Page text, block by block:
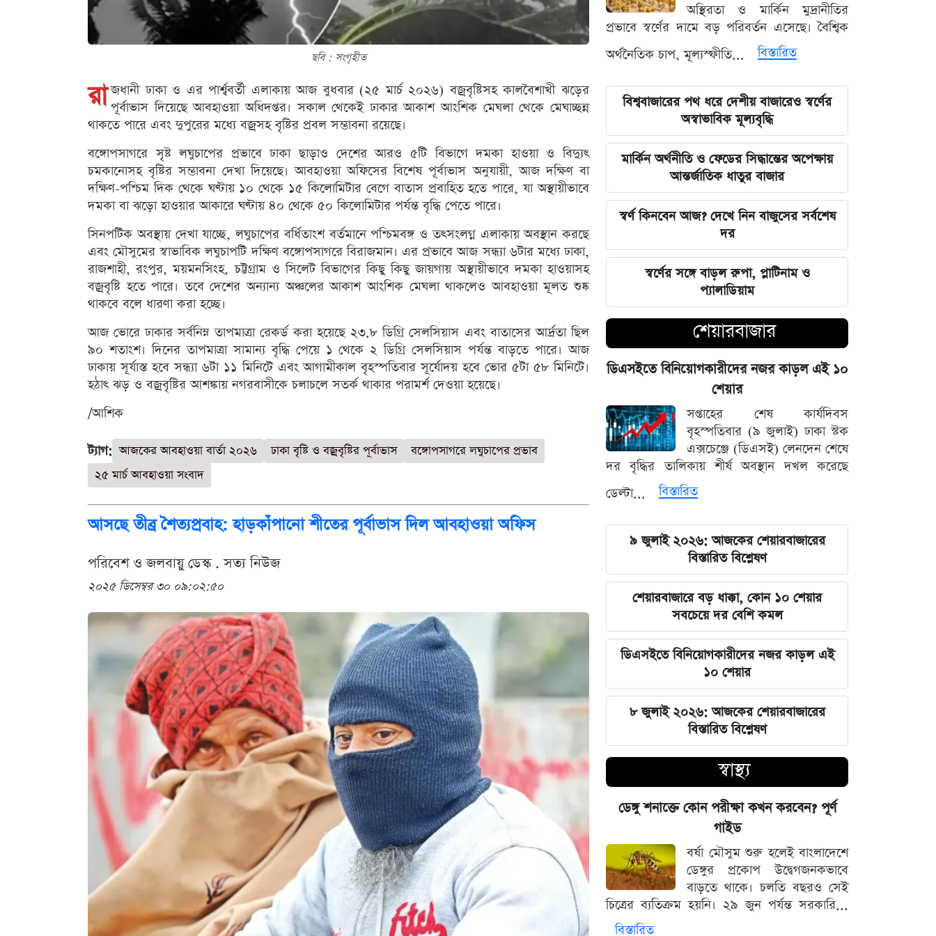
ছবি : সংগৃহীত
রা জধানী ঢাকা ও এর পার্শ্ববর্তী এলাকায় আজ বুধবার (২৫ মার্চ ২০২৬) বজ্রবৃষ্টিসহ কালবৈশাখী ঝড়ের
পূর্বাভাস দিয়েছে আবহাওয়া অধিদপ্তর। সকাল থেকেই ঢাকার আকাশ আংশিক মেঘলা থেকে মেঘাচ্ছন্ন
থাকতে পারে এবং দুপুরের মধ্যে বজ্রসহ বৃষ্টির প্রবল সম্ভাবনা রয়েছে।
বঙ্গোপসাগরে সৃষ্ট লঘুচাপের প্রভাবে ঢাকা ছাড়াও দেশের আরও ৫টি বিভাগে দমকা হাওয়া ও বিদ্যুৎ
চমকানোসহ বৃষ্টির সম্ভাবনা দেখা দিয়েছে। আবহাওয়া অফিসের বিশেষ পূর্বাভাস অনুযায়ী, আজ দক্ষিণ বা
দক্ষিণ-পশ্চিম দিক থেকে ঘণ্টায় ১০ থেকে ১৫ কিলোমিটার বেগে বাতাস প্রবাহিত হতে পারে, যা অস্থায়ীভাবে
দমকা বা ঝড়ো হাওয়ার আকারে ঘণ্টায় ৪০ থেকে ৫০ কিলোমিটার পর্যন্ত বৃদ্ধি পেতে পারে।
সিনপটিক অবস্থায় দেখা যাচ্ছে, লঘুচাপের বর্ধিতাংশ বর্তমানে পশ্চিমবঙ্গ ও তৎসংলগ্ন এলাকায় অবস্থান করছে
এবং মৌসুমের স্বাভাবিক লঘুচাপটি দক্ষিণ বঙ্গোপসাগরে বিরাজমান। এর প্রভাবে আজ সন্ধ্যা ৬টার মধ্যে ঢাকা,
রাজশাহী, রংপুর, ময়মনসিংহ, চট্টগ্রাম ও সিলেট বিভাগের কিছু কিছু জায়গায় অস্থায়ীভাবে দমকা হাওয়াসহ
বজ্রবৃষ্টি হতে পারে। তবে দেশের অন্যান্য অঞ্চলের আকাশ আংশিক মেঘলা থাকলেও আবহাওয়া মূলত শুষ্ক
থাকবে বলে ধারণা করা হচ্ছে।
আজ ভোরে ঢাকার সর্বনিম্ন তাপমাত্রা রেকর্ড করা হয়েছে ২৩.৮ ডিগ্রি সেলসিয়াস এবং বাতাসের আর্দ্রতা ছিল
৯০ শতাংশ। দিনের তাপমাত্রা সামান্য বৃদ্ধি পেয়ে ১ থেকে ২ ডিগ্রি সেলসিয়াস পর্যন্ত বাড়তে পারে। আজ
ঢাকায় সূর্যাস্ত হবে সন্ধ্যা ৬টা ১১ মিনিটে এবং আগামীকাল বৃহস্পতিবার সূর্যোদয় হবে ভোর ৫টা ৫৮ মিনিটে।
হঠাৎ ঝড় ও বজ্রবৃষ্টির আশঙ্কায় নগরবাসীকে চলাচলে সতর্ক থাকার পরামর্শ দেওয়া হয়েছে।
/আশিক
ট্যাগ: আজকের আবহাওয়া বার্তা ২০২৬ ঢাকা বৃষ্টি ও বজ্রবৃষ্টির পূর্বাভাস
বঙ্গোপসাগরে লঘুচাপের প্রভাব
২৫ মার্চ আবহাওয়া সংবাদ
আসছে তীব্র শৈত্যপ্রবাহ: হাড়কাঁপানো শীতের পূর্বাভাস দিল আবহাওয়া অফিস
পরিবেশ ও জলবায়ু ডেস্ক . সত্য নিউজ
২০২৫ ডিসেম্বর ৩০ ০৯:০২:৫০
রহমান লিটল
দেবিদ্বার ম্যানেজিং কমিটির সভাপতি
নির্বাচিত মিজানুর রহমান মাস্টার
জুলাইয়ের চেতনাকে হৃদয়ে ধারণ করতে
হবে, যেন তা হারিয়ে না যায়: ভারপ্রাপ্ত
রাষ্ট্রপতি
ভারত সরকারের আলটিমেটামের মুখে
নতিস্বীকার, ভুল স্বীকার করল মেটা
লঙ্কা প্রিমিয়ার লিগে ভারতীয় কিংবদন্তির
আগমন, মালিকানায় বড় চমক
জুলাই কার-এ নিয়ে বিভাজন করলে অর্জন
হারিয়ে যাবে: স্বরাষ্ট্রমন্ত্রী
আগামী ৪৮ ঘণ্টার আবহাওয়ার চিত্র: ঝোড়ো
বৃষ্টি নিয়ে সতর্কবার্তা
'মানুষ ভোট দিয়ে এমপি বানিয়েছে,
বিএনপিকে সত্য মেনে নিতে হবে': রুমিন
ফারহানা
৫ আগস্টের ভরদুপুরে দেশত্যাগ: গণভবন
থেকে ভারতের ফ্লাইট পর্যন্ত যা ঘটেছিল
ভারতপ্রেমী হলে দাগি আসামির অপরাধও
চোখ এড়িয়ে যায় দিল্লির: রুহুল কবির
রিজভী
বাংলাদেশ আর কোনো দেশের 'ক্লায়েন্ট স্টেট'
থাকবে না: পররাষ্ট্রমন্ত্রী ড. খলিলুর রহমান
এক ক্লিকেই ফোন-ল্যাপটপের নিয়ন্ত্রণ নিচ্ছে
হ্যাকাররা, পপ-আপ আপডেট নিয়ে কড়া
হুঁশিয়ারি
চাঁদের পৃষ্ঠে ফ্যালকন-৯ রকেটের
অনাকাঙ্ক্ষিত আঘাত
আবু সাঈদের ছবি ছাড়া কোনো ডকুমেন্টারি
হতে পারে না: ভারপ্রাপ্ত রাষ্ট্রপতি হাফিজ
উদ্দিন
জুলাই স্মৃতি জাদুঘর উদ্বোধন করলেন
প্রধানমন্ত্রী তারেক রহমান
মার্কিন ক্ষেপণাস্ত্র মজুত নিয়ে নতুন তথ্য, কী
অস্থিরতা ও মার্কিন মুদ্রানীতির
প্রভাবে স্বর্ণের দামে বড় পরিবর্তন এসেছে। বৈশ্বিক
অর্থনৈতিক চাপ, মূল্যস্ফীতি...
বিস্তারিত
বিশ্ববাজারের পথ ধরে দেশীয় বাজারেও স্বর্ণের
অস্বাভাবিক মূল্যবৃদ্ধি
মার্কিন অর্থনীতি ও ফেডের সিদ্ধান্তের অপেক্ষায়
আন্তর্জাতিক ধাতুর বাজার
স্বর্ণ কিনবেন আজ? দেখে নিন বাজুসের সর্বশেষ
দর
স্বর্ণের সঙ্গে বাড়ল রুপা, প্লাটিনাম ও
প্যালাডিয়াম
শেয়ারবাজার
ডিএসইতে বিনিয়োগকারীদের নজর কাড়ল এই ১০
শেয়ার
সপ্তাহের শেষ কার্যদিবস
বৃহস্পতিবার (৯ জুলাই) ঢাকা স্টক
এক্সচেঞ্জে (ডিএসই) লেনদেন শেষে
দর বৃদ্ধির তালিকায় শীর্ষ অবস্থান দখল করেছে
ডেল্টা...
বিস্তারিত
৯ জুলাই ২০২৬: আজকের শেয়ারবাজারের
বিস্তারিত বিশ্লেষণ
শেয়ারবাজারে বড় ধাক্কা, কোন ১০ শেয়ার
সবচেয়ে দর বেশি কমল
ডিএসইতে বিনিয়োগকারীদের নজর কাড়ল এই
১০ শেয়ার
৮ জুলাই ২০২৬: আজকের শেয়ারবাজারের
বিস্তারিত বিশ্লেষণ
স্বাস্থ্য
ডেঙ্গু শনাক্তে কোন পরীক্ষা কখন করবেন? পূর্ণ
গাইড
বর্ষা মৌসুম শুরু হলেই বাংলাদেশে
ডেঙ্গুর প্রকোপ উদ্বেগজনকভাবে
বাড়তে থাকে। চলতি বছরও সেই
চিত্রের ব্যতিক্রম হয়নি। ২৯ জুন পর্যন্ত সরকারি...
বিস্তারিত